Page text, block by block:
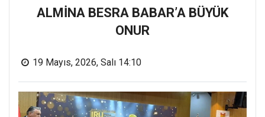
ALMİNA BESRA BABAR’A BÜYÜK
ONUR
19 Mayıs, 2026, Salı 14:10